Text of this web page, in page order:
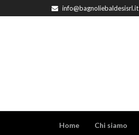
info@bagnoliebaldesisrl.it
Home Chi siamo